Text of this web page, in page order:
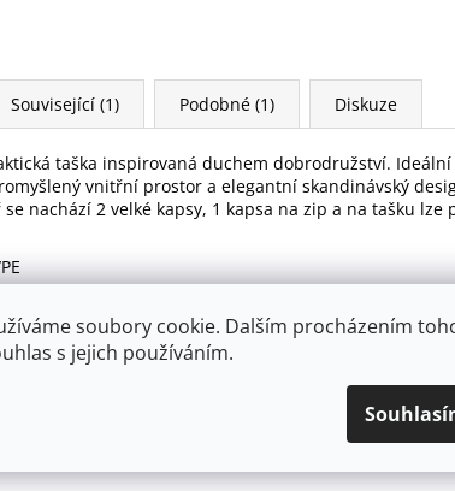
soubory cookie. Dalším procházením
s jejich používáním.
Související (1) Podobné (1) Diskuze
taška inspirovaná duchem dobrodružství.
vnitřní prostor a elegantní skandinávský
se nachází 2 velké kapsy, 1 kapsa na zip a na tašku